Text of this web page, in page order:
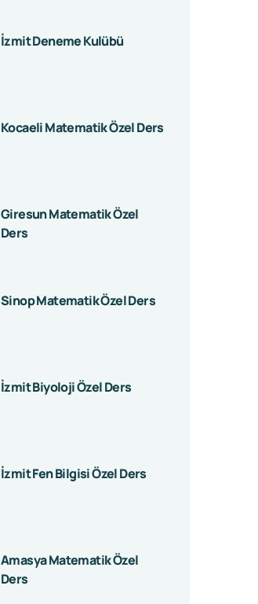
İzmit Deneme Kulübü
Kocaeli Matematik Özel Ders
Giresun Matematik Özel
Ders
Sinop Matematik Özel Ders
İzmit Biyoloji Özel Ders
İzmit Fen Bilgisi Özel Ders
Amasya Matematik Özel
Ders